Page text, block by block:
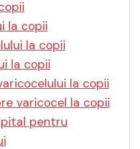
la copii
la copii
la copii
la copii
varicocel la copii
pentru